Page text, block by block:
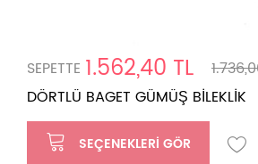
SEPETTE 1.562,40 TL
DÖRTLÜ BAGET GÜMÜŞ BİLEKLİK
SEÇENEKLERI GÖR